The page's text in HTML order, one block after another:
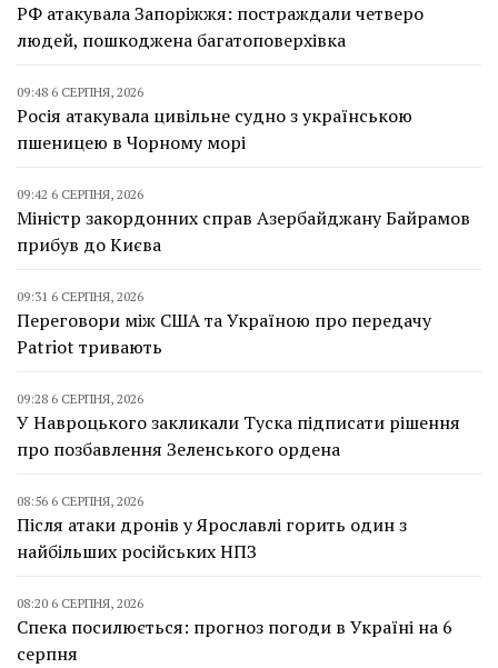
РФ атакувала Запоріжжя: постраждали четверо
людей, пошкоджена багатоповерхівка
09:48 6 СЕРПНЯ, 2026
Росія атакувала цивільне судно з українською
пшеницею в Чорному морі
09:42 6 СЕРПНЯ, 2026
Міністр закордонних справ Азербайджану Байрамов
прибув до Києва
09:31 6 СЕРПНЯ, 2026
Переговори між США та Україною про передачу
Patriot тривають
09:28 6 СЕРПНЯ, 2026
У Навроцького закликали Туска підписати рішення
про позбавлення Зеленського ордена
08:56 6 СЕРПНЯ, 2026
Після атаки дронів у Ярославлі горить один з
найбільших російських НПЗ
08:20 6 СЕРПНЯ, 2026
Спека посилюється: прогноз погоди в Україні на 6
серпня